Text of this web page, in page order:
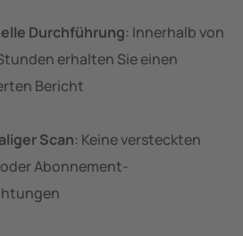
Durchführung: Innerhalb von
erhalten Sie einen
Bericht
Scan: Keine versteckten
Abonnement-